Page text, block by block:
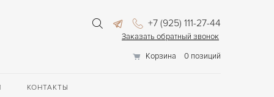
+7 (925) 111-27-44
Заказать обратный звонок
Корзина
0 позиций
КОНТАКТЫ